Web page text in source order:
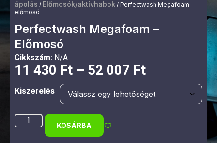
ápolás / Előmosók/aktívhabok / Perfectwash Megafoam –
előmosó
Perfectwash Megafoam –
Előmosó
Cikkszám: N/A
11 430 Ft – 52 007 Ft
Kiszerelés
KOSÁRBA